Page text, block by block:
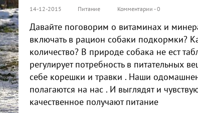
14-12-2015 Питание Комментарии - 0
Давайте поговорим о витаминах и
включать в рацион собаки подкормки?
количество? В природе собака не ест
регулирует потребность в питательных
себе корешки и травки . Наши
полагаются на нас . И выглядят и
качественное получают питание